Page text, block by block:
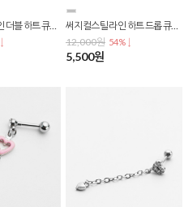
써지컬스틸 라인 더블 하트 큐티 바벨 피어싱 p-0781
써지컬스틸 라인 하트 드롭 큐빅 바벨 피어싱 p-0780
12,000원 54% ↓
5,500원